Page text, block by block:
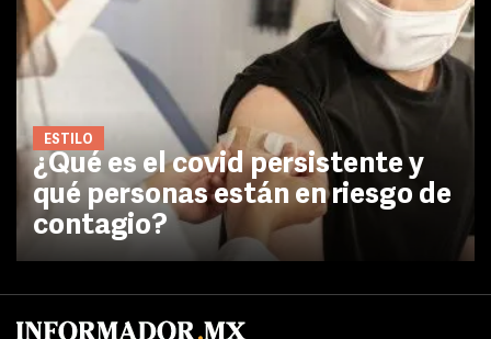
ESTILO
¿Qué es el covid persistente y
qué personas están en riesgo de
contagio?